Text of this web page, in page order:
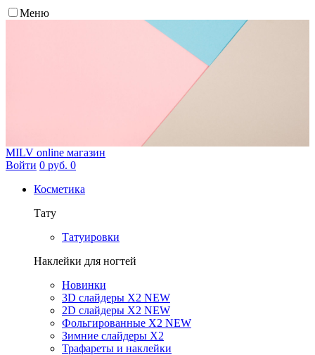
Меню
MILV online магазин
Войти 0 руб. 0
Косметика
Тату
Татуировки
Наклейки для ногтей
Новинки
3D слайдеры X2 NEW
2D слайдеры X2 NEW
Фольгированные X2 NEW
Зимние слайдеры Х2
Трафареты и наклейки